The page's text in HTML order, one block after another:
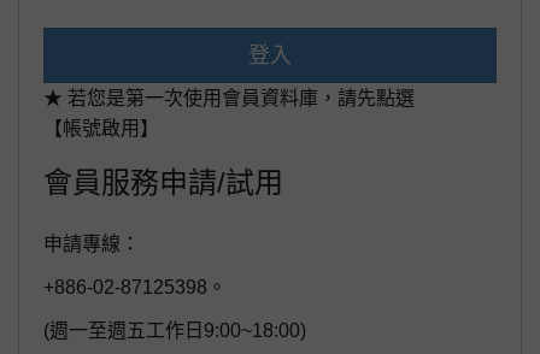
登入
★ 若您是第一次使用會員資料庫，請先點選
【帳號啟用】
會員服務申請/試用
申請專線：
+886-02-87125398。
(週一至週五工作日9:00~18:00)